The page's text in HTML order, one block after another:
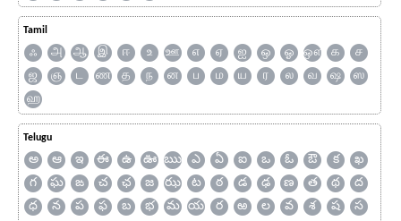
Tamil
ஃ அ ஆ இ ஈ உ ஊ எ ஏ ஐ ஒ ஓ ஔ க
ச
ஜ
ஞ ட ண த ந ன ப ம ய ர ல வ ஷ
ஸ
ஹ
Telugu
అ ఆ ఇ ఈ ఉ ఊ ఋ ఎ ఏ ఐ ఒ ఓ ఔ క
ఖ
గ
ఘ ఙ చ ఛ జ ఝ ట ఠ డ ఢ ణ త థ
ద
ధ
న ప ఫ బ భ మ య ర ఱ ల వ శ ష
స